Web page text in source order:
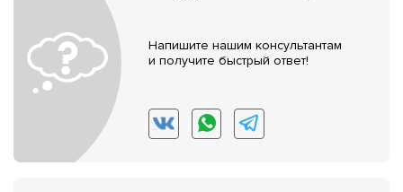
Напишите нашим консультантам
и получите быстрый ответ!